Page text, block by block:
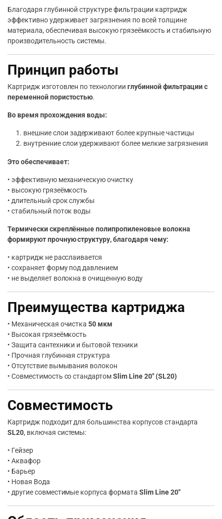
Благодаря глубинной структуре фильтрации картридж
эффективно удерживает загрязнения по всей толщине
материала, обеспечивая высокую грязеёмкость и стабильную
производительность системы.
Принцип работы
Картридж изготовлен по технологии глубинной фильтрации с
переменной пористостью.
Во время прохождения воды:
внешние слои задерживают более крупные частицы
внутренние слои удерживают более мелкие загрязнения
Это обеспечивает:
• эффективную механическую очистку
• высокую грязеёмкость
• длительный срок службы
• стабильный поток воды
Термически скреплённые полипропиленовые волокна
формируют прочную структуру, благодаря чему:
• картридж не расслаивается
• сохраняет форму под давлением
• не выделяет волокна в очищенную воду
Преимущества картриджа
• Механическая очистка50 мкм
• Высокая грязеёмкость
• Защита сантехники и бытовой техники
• Прочная глубинная структура
• Отсутствие вымывания волокон
• Совместимость со стандартомSlim Line 20″ (SL20)
Совместимость
Картридж подходит для большинства корпусов стандарта
SL20, включая системы:
• Гейзер
• Аквафор
• Барьер
• Новая Вода
• другие совместимые корпуса формата Slim Line 20″